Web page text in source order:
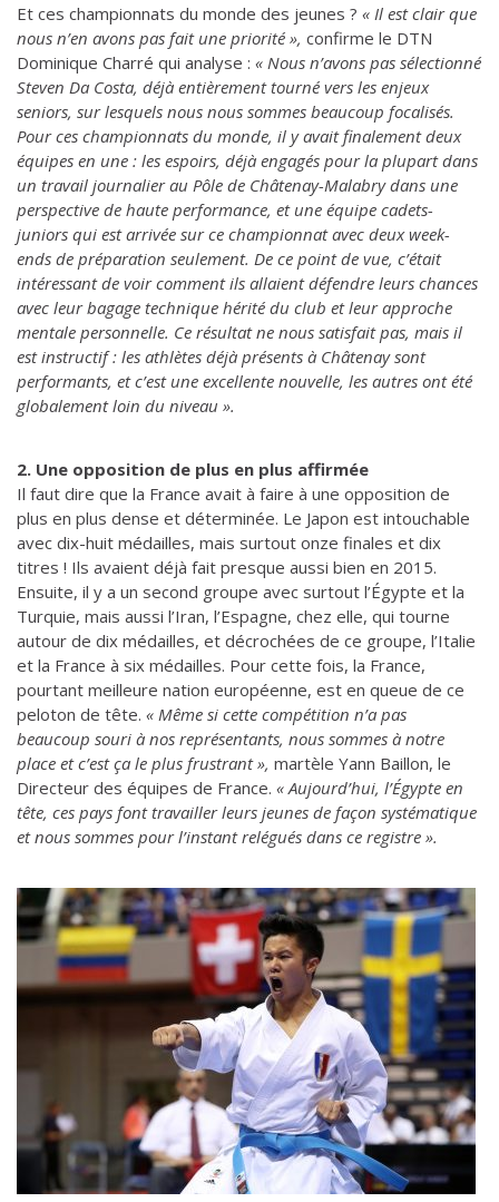
Et ces championnats du monde des jeunes ? « Il est clair que
nous n’en avons pas fait une priorité », confirme le DTN
Dominique Charré qui analyse : « Nous n’avons pas sélectionné
Steven Da Costa, déjà entièrement tourné vers les enjeux
seniors, sur lesquels nous nous sommes beaucoup focalisés.
Pour ces championnats du monde, il y avait finalement deux
équipes en une : les espoirs, déjà engagés pour la plupart dans
un travail journalier au Pôle de Châtenay-Malabry dans une
perspective de haute performance, et une équipe cadets-
juniors qui est arrivée sur ce championnat avec deux week-
ends de préparation seulement. De ce point de vue, c’était
intéressant de voir comment ils allaient défendre leurs chances
avec leur bagage technique hérité du club et leur approche
mentale personnelle. Ce résultat ne nous satisfait pas, mais il
est instructif : les athlètes déjà présents à Châtenay sont
performants, et c’est une excellente nouvelle, les autres ont été
globalement loin du niveau ».
2. Une opposition de plus en plus affirmée
Il faut dire que la France avait à faire à une opposition de
plus en plus dense et déterminée. Le Japon est intouchable
avec dix-huit médailles, mais surtout onze finales et dix
titres ! Ils avaient déjà fait presque aussi bien en 2015.
Ensuite, il y a un second groupe avec surtout l’Égypte et la
Turquie, mais aussi l’Iran, l’Espagne, chez elle, qui tourne
autour de dix médailles, et décrochées de ce groupe, l’Italie
et la France à six médailles. Pour cette fois, la France,
pourtant meilleure nation européenne, est en queue de ce
peloton de tête. « Même si cette compétition n’a pas
beaucoup souri à nos représentants, nous sommes à notre
place et c’est ça le plus frustrant », martèle Yann Baillon, le
Directeur des équipes de France. « Aujourd’hui, l’Égypte en
tête, ces pays font travailler leurs jeunes de façon systématique
et nous sommes pour l’instant relégués dans ce registre ».